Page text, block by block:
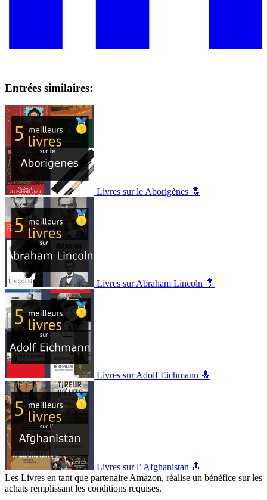
Entrées similaires:
Livres sur le Aborigènes 🔝
Livres sur Abraham Lincoln 🔝
Livres sur Adolf Eichmann 🔝
Livres sur l’ Afghanistan 🔝
Les Livres en tant que partenaire Amazon, réalise un bénéfice sur les
achats remplissant les conditions requises.